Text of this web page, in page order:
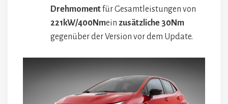
Drehmomentfür Gesamtleistungen von
221kW/400Nmein zusätzliche 30Nm
gegenüber der Version vor dem Update.